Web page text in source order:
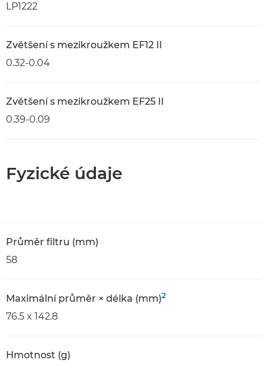
LP1222
Zvětšení s mezikroužkem EF12 II
0.32-0.04
Zvětšení s mezikroužkem EF25 II
0.39-0.09
Fyzické údaje
Průměr filtru (mm)
58
Maximální průměr × délka (mm)2
76.5 x 142.8
Hmotnost (g)